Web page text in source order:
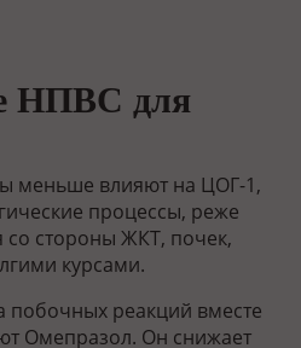
НПВС для
меньше влияют на ЦОГ-1,
процессы, реже
стороны ЖКТ, почек,
курсами.
реакций вместе
Омепразол. Он снижает